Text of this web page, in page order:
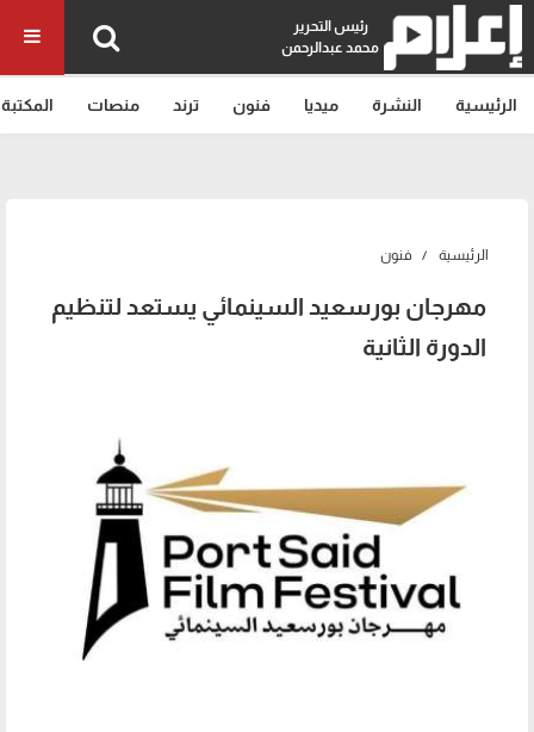
رئيس التحرير
محمد عبدالرحمن
الرئيسية النشرة ميديا فنون ترند منصات المكتبة
الرئيسية فنون
مهرجان بورسعيد السينمائي يستعد لتنظيم
الدورة الثانية